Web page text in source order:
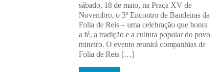
sábado, 18 de maio, na Praça XV de
Novembro, o 3º Encontro de Bandeiras da
Folia de Reis – uma celebração que honra
a fé, a tradição e a cultura popular do povo
mineiro. O evento reunirá companhias de
Folia de Reis […]